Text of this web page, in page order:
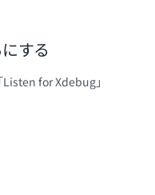
する
for Xdebug」